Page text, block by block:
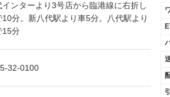
インターより3号店から臨港線に右折し
10分。新八代駅より車5分。八代駅より
15分
32-0100